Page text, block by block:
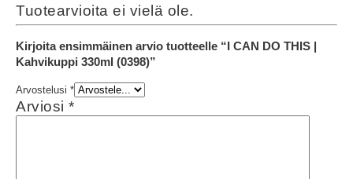
Tuotearvioita ei vielä ole.
Kirjoita ensimmäinen arvio tuotteelle “I CAN DO THIS |
Kahvikuppi 330ml (0398)”
Arvostelusi *
Arviosi *